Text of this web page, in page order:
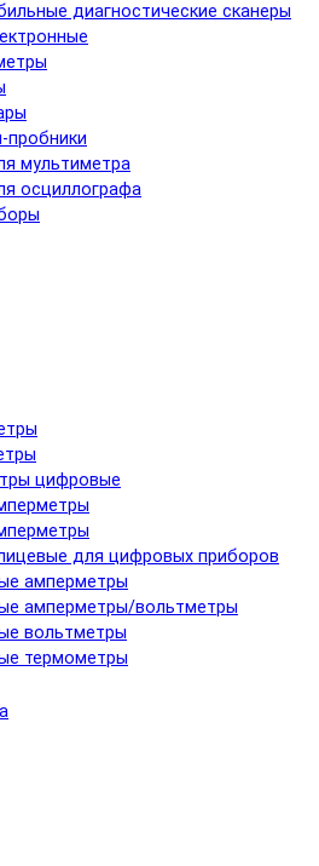
диагностические сканеры
пробники
мультиметра
осциллографа
цифровые
для цифровых приборов
амперметры
амперметры/вольтметры
вольтметры
термометры